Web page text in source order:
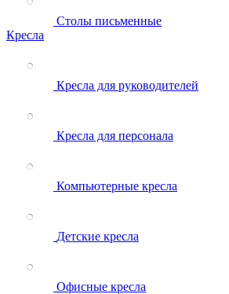
Столы письменные
Кресла
Кресла для руководителей
Кресла для персонала
Компьютерные кресла
Детские кресла
Офисные кресла